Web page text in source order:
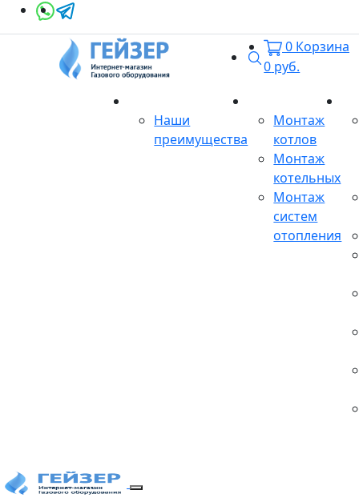
Поиск
0 Корзина
0 руб.
Наши
преимущества
Монтаж
котлов
Монтаж
котельных
Монтаж
систем
отопления